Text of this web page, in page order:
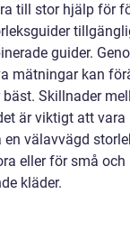
till stor hjälp för
guider.
mätningar kan
Skillnader
är viktigt att vara
välavvägd
eller för små och
kläder.